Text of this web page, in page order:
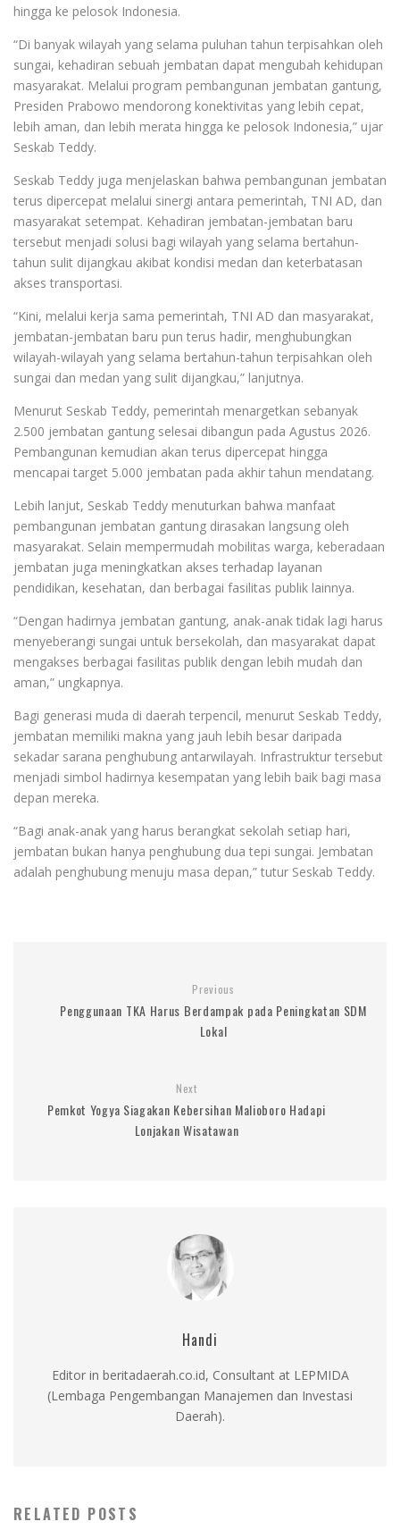
hingga ke pelosok Indonesia.
“Di banyak wilayah yang selama puluhan tahun terpisahkan oleh
sungai, kehadiran sebuah jembatan dapat mengubah kehidupan
masyarakat. Melalui program pembangunan jembatan gantung,
Presiden Prabowo mendorong konektivitas yang lebih cepat,
lebih aman, dan lebih merata hingga ke pelosok Indonesia,” ujar
Seskab Teddy.
Seskab Teddy juga menjelaskan bahwa pembangunan jembatan
terus dipercepat melalui sinergi antara pemerintah, TNI AD, dan
masyarakat setempat. Kehadiran jembatan-jembatan baru
tersebut menjadi solusi bagi wilayah yang selama bertahun-
tahun sulit dijangkau akibat kondisi medan dan keterbatasan
akses transportasi.
“Kini, melalui kerja sama pemerintah, TNI AD dan masyarakat,
jembatan-jembatan baru pun terus hadir, menghubungkan
wilayah-wilayah yang selama bertahun-tahun terpisahkan oleh
sungai dan medan yang sulit dijangkau,” lanjutnya.
Menurut Seskab Teddy, pemerintah menargetkan sebanyak
2.500 jembatan gantung selesai dibangun pada Agustus 2026.
Pembangunan kemudian akan terus dipercepat hingga
mencapai target 5.000 jembatan pada akhir tahun mendatang.
Lebih lanjut, Seskab Teddy menuturkan bahwa manfaat
pembangunan jembatan gantung dirasakan langsung oleh
masyarakat. Selain mempermudah mobilitas warga, keberadaan
jembatan juga meningkatkan akses terhadap layanan
pendidikan, kesehatan, dan berbagai fasilitas publik lainnya.
“Dengan hadirnya jembatan gantung, anak-anak tidak lagi harus
menyeberangi sungai untuk bersekolah, dan masyarakat dapat
mengakses berbagai fasilitas publik dengan lebih mudah dan
aman,” ungkapnya.
Bagi generasi muda di daerah terpencil, menurut Seskab Teddy,
jembatan memiliki makna yang jauh lebih besar daripada
sekadar sarana penghubung antarwilayah. Infrastruktur tersebut
menjadi simbol hadirnya kesempatan yang lebih baik bagi masa
depan mereka.
“Bagi anak-anak yang harus berangkat sekolah setiap hari,
jembatan bukan hanya penghubung dua tepi sungai. Jembatan
adalah penghubung menuju masa depan,” tutur Seskab Teddy.
Previous
Penggunaan TKA Harus Berdampak pada Peningkatan SDM
Lokal
Next
Pemkot Yogya Siagakan Kebersihan Malioboro Hadapi
Lonjakan Wisatawan
Handi
Editor in beritadaerah.co.id, Consultant at LEPMIDA
(Lembaga Pengembangan Manajemen dan Investasi
Daerah).
RELATED POSTS